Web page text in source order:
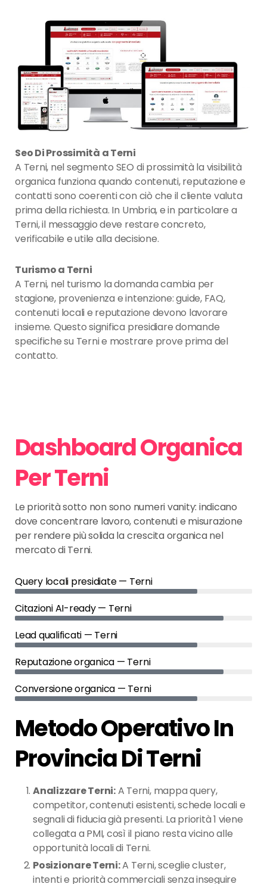
Seo Di Prossimità a Terni
A Terni, nel segmento SEO di prossimità la visibilità
organica funziona quando contenuti, reputazione e
contatti sono coerenti con ciò che il cliente valuta
prima della richiesta. In Umbria, e in particolare a
Terni, il messaggio deve restare concreto,
verificabile e utile alla decisione.
Turismo a Terni
A Terni, nel turismo la domanda cambia per
stagione, provenienza e intenzione: guide, FAQ,
contenuti locali e reputazione devono lavorare
insieme. Questo significa presidiare domande
specifiche su Terni e mostrare prove prima del
contatto.
Dashboard Organica
Per Terni
Le priorità sotto non sono numeri vanity: indicano
dove concentrare lavoro, contenuti e misurazione
per rendere più solida la crescita organica nel
mercato di Terni.
Query locali presidiate — Terni
Citazioni AI-ready — Terni
Lead qualificati — Terni
Reputazione organica — Terni
Conversione organica — Terni
Metodo Operativo In
Provincia Di Terni
Analizzare Terni:A Terni, mappa query,
competitor, contenuti esistenti, schede locali e
segnali di fiducia già presenti. La priorità 1 viene
collegata a PMI, così il piano resta vicino alle
opportunità locali di Terni.
Posizionare Terni:A Terni, sceglie cluster,
intenti e priorità commerciali senza inseguire